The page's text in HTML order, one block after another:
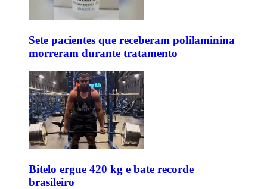
Sete pacientes que receberam polilaminina
morreram durante tratamento
Bitelo ergue 420 kg e bate recorde
brasileiro